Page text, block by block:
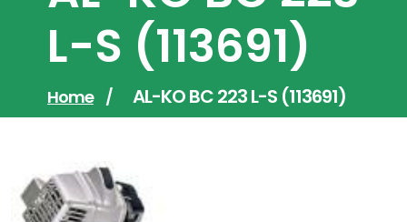
L-S (113691)
Home / AL-KO BC 223 L-S (113691)